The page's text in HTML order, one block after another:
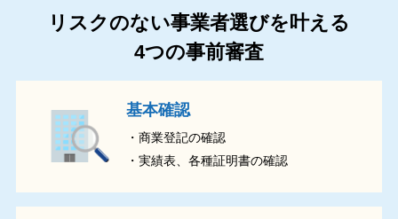
リスクのない事業者選びを叶える
4つの事前審査
基本確認
・商業登記の確認
・実績表、各種証明書の確認